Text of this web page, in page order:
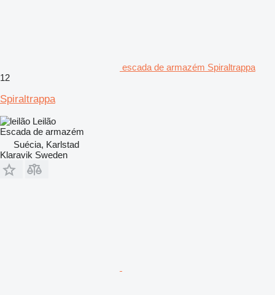
escada de armazém Spiraltrappa
12
Spiraltrappa
Leilão
Escada de armazém
Suécia, Karlstad
Klaravik Sweden